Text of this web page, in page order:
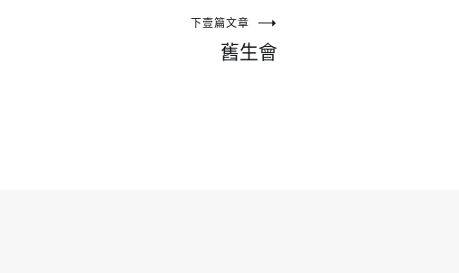
下壹篇文章
舊生會